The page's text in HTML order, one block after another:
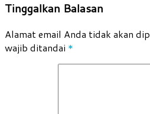
Tinggalkan Balasan
Alamat email Anda tidak akan
wajib ditandai *